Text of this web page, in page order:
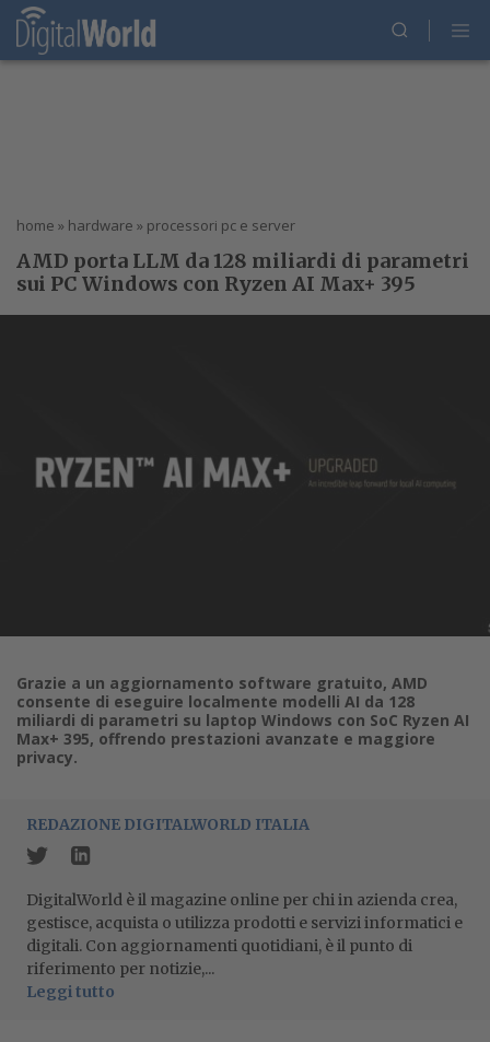
home » hardware » processori pc e server
AMD porta LLM da 128 miliardi di parametri
sui PC Windows con Ryzen AI Max+ 395
Grazie a un aggiornamento software gratuito, AMD
consente di eseguire localmente modelli AI da 128
miliardi di parametri su laptop Windows con SoC Ryzen AI
Max+ 395, offrendo prestazioni avanzate e maggiore
privacy.
REDAZIONE DIGITALWORLD ITALIA
DigitalWorld è il magazine online per chi in azienda crea,
gestisce, acquista o utilizza prodotti e servizi informatici e
digitali. Con aggiornamenti quotidiani, è il punto di
riferimento per notizie,...
Leggi tutto